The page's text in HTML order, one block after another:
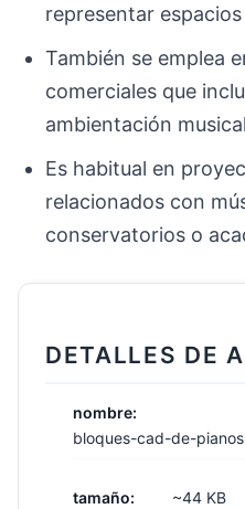
representar
También se emplea
comerciales que
ambientación
Es habitual en
relacionados con
conservatorios o
DETALLES DE
nombre:
bloques-cad-de-
tamaño: ~44 KB